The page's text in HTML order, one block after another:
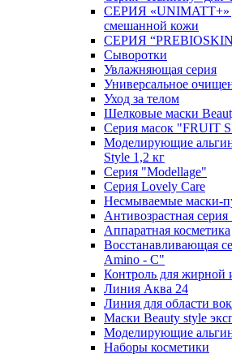
СЕРИЯ «UNIMATT+»
смешанной кожи
СЕРИЯ
Сыворотки
Увлажняющая серия
Универсальное
Уход за телом
Шелковые маски
Серия масок "FRUIT
Моделирующие
Style 1,2 кг
Серия "Modellage"
Cерия Lovely Care
Несмываемые маски-
Антивозрастная
Аппаратная косметика
Восстанавливающая
Amino - C"
Контроль для жирной
Линия Аква 24
Линия для области
Маски Beauty style
Моделирующие
Наборы косметики